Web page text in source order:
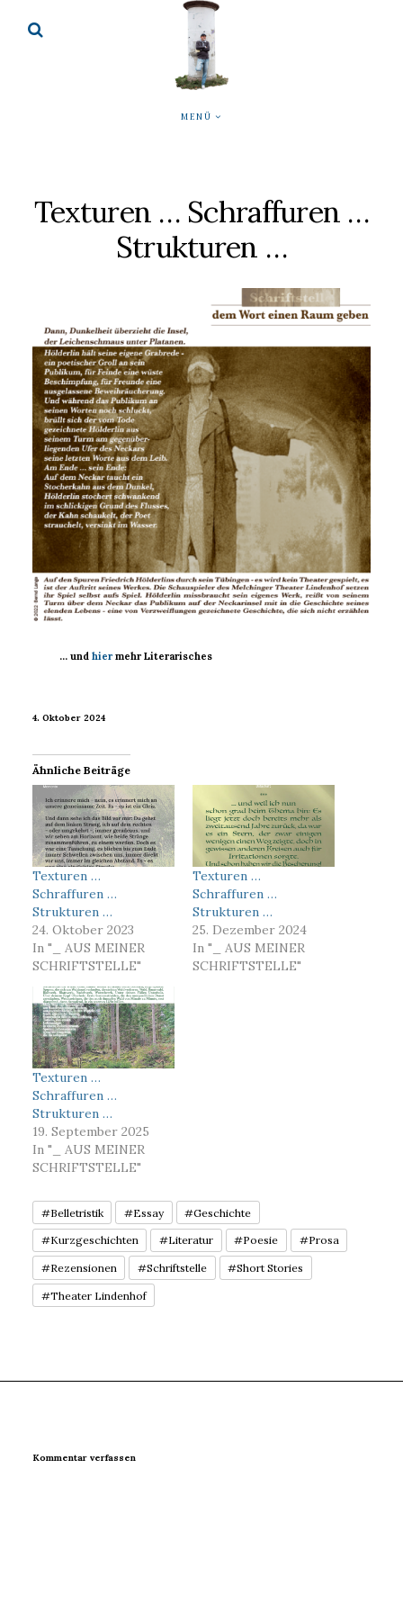
MENÜ
Texturen … Schraffuren …
Strukturen …
… undhier mehr Literarisches
4. Oktober 2024
Ähnliche Beiträge
Texturen …
Schraffuren …
Strukturen …
24. Oktober 2023
In "_ AUS MEINER
SCHRIFTSTELLE"
Texturen …
Schraffuren …
Strukturen …
25. Dezember 2024
In "_ AUS MEINER
SCHRIFTSTELLE"
Texturen …
Schraffuren …
Strukturen …
19. September 2025
In "_ AUS MEINER
SCHRIFTSTELLE"
#Belletristik #Essay #Geschichte
#Kurzgeschichten #Literatur #Poesie #Prosa
#Rezensionen #Schriftstelle #Short Stories
#Theater Lindenhof
Kommentar verfassen